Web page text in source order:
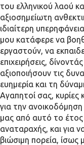
του ελληνικού λαού
αξιοσημείωτη
ιδιαίτερη
μου κατάφερε να
εργαστούν, να
επιχειρήσεις,
αξιοποιήσουν τις
ευημερία και τη
Αγαπητοί σας, κυρίες
για την
μας από αυτό το
αναταραχής, και για
βιώσιμη πορεία,